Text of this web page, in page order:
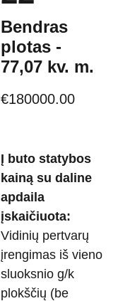
Bendras
plotas -
77,07 kv. m.
€180000.00
Į buto statybos
kainą su daline
apdaila
įskaičiuota:
Vidinių pertvarų
įrengimas iš vieno
sluoksnio g/k
plokščių (be